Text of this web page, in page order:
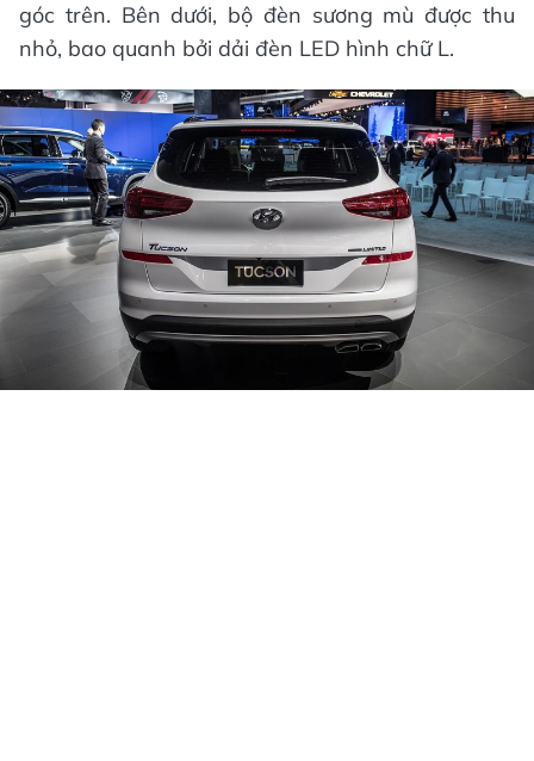
góc trên. Bên dưới, bộ đèn sương mù được thu
nhỏ, bao quanh bởi dải đèn LED hình chữ L.